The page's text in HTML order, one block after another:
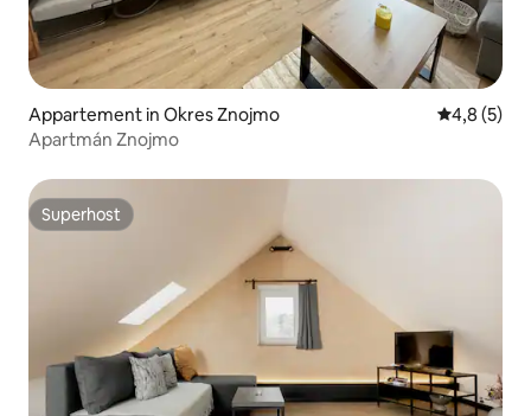
Appartement in Okres Znojmo
4,8 (5)
Apartmán Znojmo
Superhost
Superhost